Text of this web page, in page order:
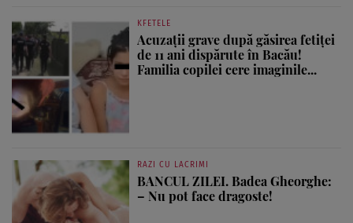
KFETELE
Acuzații grave după găsirea fetiței
de 11 ani dispărute în Bacău!
Familia copilei cere imaginile...
RAZI CU LACRIMI
BANCUL ZILEI. Badea Gheorghe:
– Nu pot face dragoste!